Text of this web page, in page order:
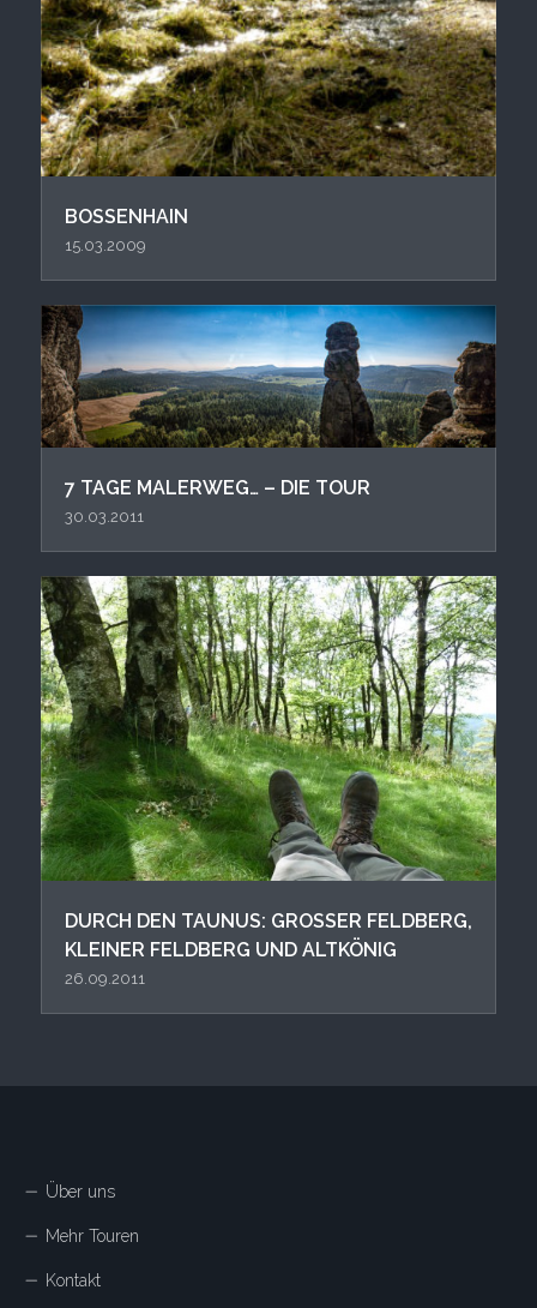
BOSSENHAIN
15.03.2009
7 TAGE MALERWEG… – DIE TOUR
30.03.2011
DURCH DEN TAUNUS: GROSSER FELDBERG, K
LEINER FELDBERG UND ALTKÖNIG
26.09.2011
Über uns
Mehr Touren
Kontakt